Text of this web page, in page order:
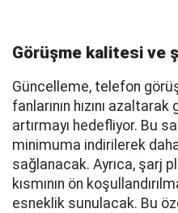
Görüşme kalitesi ve
Güncelleme, telefon
fanlarının hızını
artırmayı hedefliyor. Bu
minimuma indirilerek
sağlanacak. Ayrıca, şarj
kısmının ön
esneklik sunulacak. Bu